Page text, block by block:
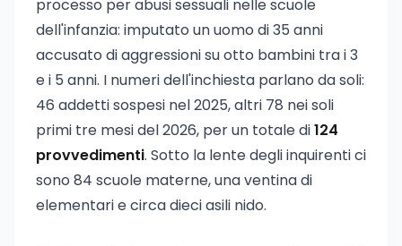
processo per abusi sessuali nelle scuole
dell'infanzia: imputato un uomo di 35 anni
accusato di aggressioni su otto bambini tra i 3
e i 5 anni. I numeri dell'inchiesta parlano da soli:
46 addetti sospesi nel 2025, altri 78 nei soli
primi tre mesi del 2026, per un totale di124
provvedimenti. Sotto la lente degli inquirenti ci
sono 84 scuole materne, una ventina di
elementari e circa dieci asili nido.